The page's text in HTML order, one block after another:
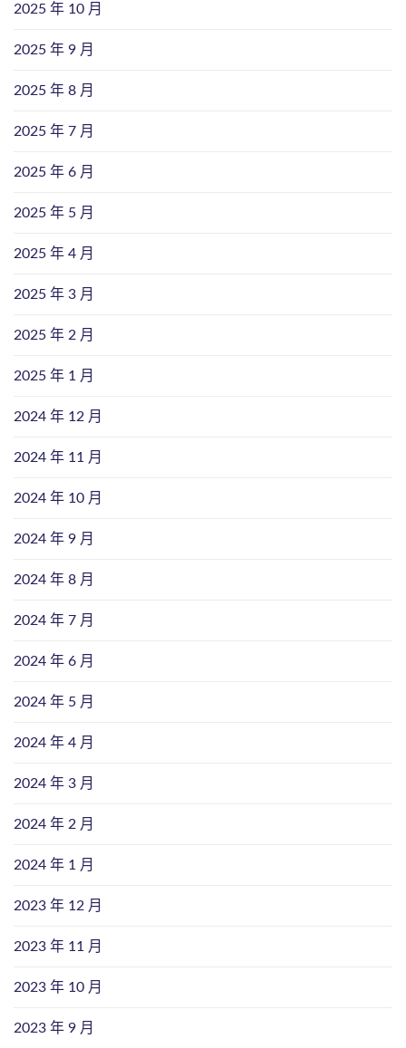
2025 年 10 月
2025 年 9 月
2025 年 8 月
2025 年 7 月
2025 年 6 月
2025 年 5 月
2025 年 4 月
2025 年 3 月
2025 年 2 月
2025 年 1 月
2024 年 12 月
2024 年 11 月
2024 年 10 月
2024 年 9 月
2024 年 8 月
2024 年 7 月
2024 年 6 月
2024 年 5 月
2024 年 4 月
2024 年 3 月
2024 年 2 月
2024 年 1 月
2023 年 12 月
2023 年 11 月
2023 年 10 月
2023 年 9 月